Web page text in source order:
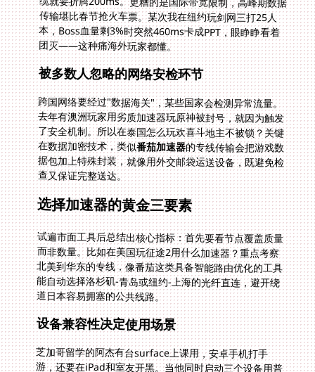
团灭——这种痛海外玩家都懂。
被多数人忽略的网络安检环节
跨国网络要经过"数据海关"，某些国家会检测异常流量。
去年有澳洲玩家用劣质加速器玩原神被封号，就因为触发
了安全机制。所以在泰国怎么玩欢喜斗地主不被锁？关键
在数据加密技术，类似番茄加速器的专线传输会把游戏数
据包加上特殊封装，就像用外交邮袋运送设备，既避免检
查又保证完整送达。
选择加速器的黄金三要素
试遍市面工具后总结出核心指标：首先要看节点覆盖质量
而非数量。比如在美国玩征途2用什么加速器？重点考察
北美到华东的专线，像番茄这类具备智能路由优化的工具
能自动选择洛杉矶-青岛或纽约-上海的光纤直连，避开绕
道日本容易拥塞的公共线路。
设备兼容性决定使用场景
芝加哥留学的阿杰有台surface上课用，安卓手机打手
游，还要在iPad和室友开黑。当他同时启动三个设备用普
通加速器，带宽马上被挤爆。真正好用的工具必须支持多
终端协同，实测支持Windows/macOS双系统加移动端的
方案，能让手机投屏到电脑玩国服手游，笔记本开团时手